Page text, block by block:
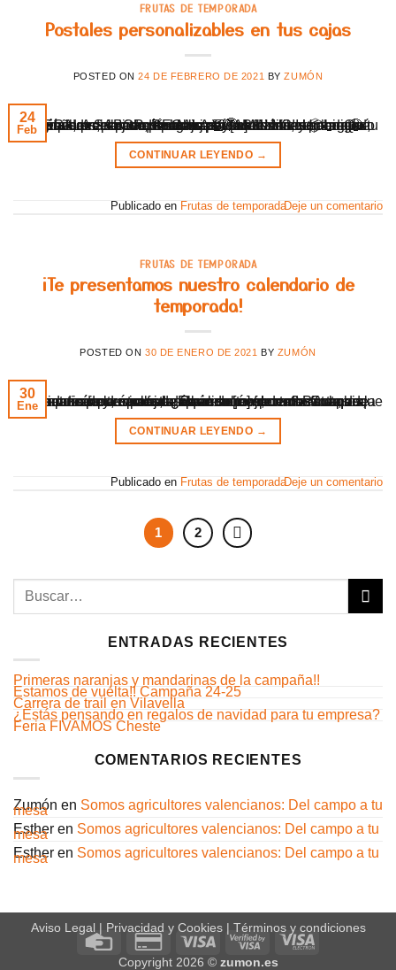
FRUTAS DE TEMPORADA
Postales personalizables en tus cajas
POSTED ON24 DE FEBRERO DE 2021 BYZUMÓN
24
Feb REGALA SABOR, REGALA VITAMINA C!! Un regalo original, una cajita de naranjas y mandarinas📦🍊. Qué alegría da recibir un 🎁regalo así saludable, y sobre todo qué placer el poder saborear fruta recién colectada🤤. Hemos preparado postales personalizables para que puedas dedicar unas palabras a tus familiares, amigos, compañeros, seres queridos…👏🤭 Puedes escribirnos tu mensaje por [...]
CONTINUAR LEYENDO →
Publicado en Frutas de temporadaDeje un comentario
FRUTAS DE TEMPORADA
¡Te presentamos nuestro calendario de
temporada!
POSTED ON 30 DE ENERO DE 2021 BY ZUMÓN
30
Ene Calendario de temporada En zumon vendemos solo lo que nosotros producimos, así que solo ofrecemos frutas de temporada y recolectadas en su mejor momento para garantizar puro sabor. ¿Cuándo recolectamos caquis, mandarinas, naranjas, albaricoques, uva? Para que conozcáis la época de recolección de cada fruta, os explicamos nuestro calendario de temporada: Cuando la fruta aparece [...]
CONTINUAR LEYENDO →
Publicado en Frutas de temporadaDeje un comentario
1 2
ENTRADAS RECIENTES
Primeras naranjas y mandarinas de la campaña!!
Estamos de vuelta!! Campaña 24-25
Carrera de trail en Vilavella
¿Estás pensando en regalos de navidad para tu empresa?
Feria FIVAMOS Cheste
COMENTARIOS RECIENTES
Zumón en Somos agricultores valencianos: Del campo a tu
mesa
Esther en Somos agricultores valencianos: Del campo a tu
mesa
Esther en Somos agricultores valencianos: Del campo a tu
mesa
Aviso Legal | Privacidad y Cookies| Términos y condiciones
Credit Card Credit Card 2 Visa Visa 2 Visa Electron
Copyright 2026 © zumon.es